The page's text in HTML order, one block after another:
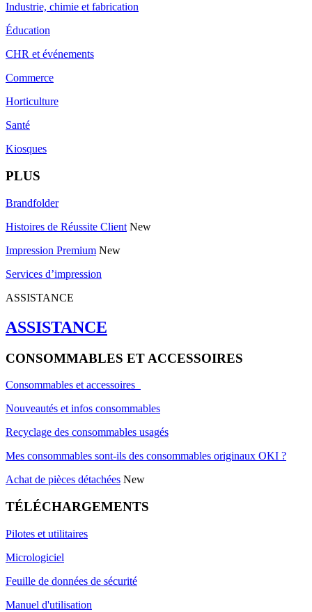
Industrie, chimie et fabrication
Éducation
CHR et événements
Commerce
Horticulture
Santé
Kiosques
PLUS
Brandfolder
Histoires de Réussite Client New
Impression Premium New
Services d’impression
ASSISTANCE
ASSISTANCE
CONSOMMABLES ET ACCESSOIRES
Consommables et accessoires
Nouveautés et infos consommables
Recyclage des consommables usagés
Mes consommables sont-ils des consommables originaux OKI ?
Achat de pièces détachées New
TÉLÉCHARGEMENTS
Pilotes et utilitaires
Micrologiciel
Feuille de données de sécurité
Manuel d'utilisation